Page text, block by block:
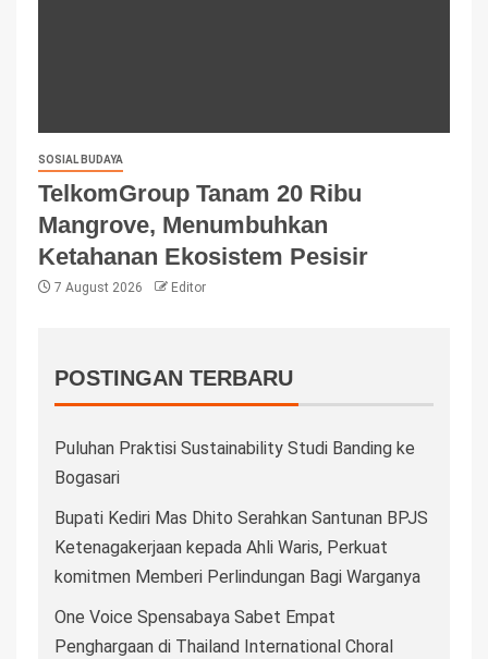
SOSIAL BUDAYA
TelkomGroup Tanam 20 Ribu
Mangrove, Menumbuhkan
Ketahanan Ekosistem Pesisir
7 August 2026 Editor
POSTINGAN TERBARU
Puluhan Praktisi Sustainability Studi Banding ke
Bogasari
Bupati Kediri Mas Dhito Serahkan Santunan BPJS
Ketenagakerjaan kepada Ahli Waris, Perkuat
komitmen Memberi Perlindungan Bagi Warganya
One Voice Spensabaya Sabet Empat
Penghargaan di Thailand International Choral